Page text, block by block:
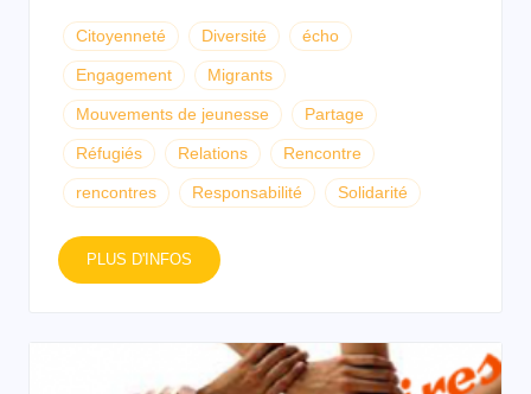
Citoyenneté Diversité écho
Engagement Migrants
Mouvements de jeunesse Partage
Réfugiés Relations Rencontre
rencontres Responsabilité Solidarité
PLUS D'INFOS